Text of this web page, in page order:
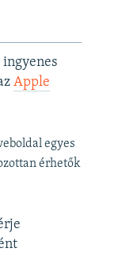
Apple
egyes
érhetők